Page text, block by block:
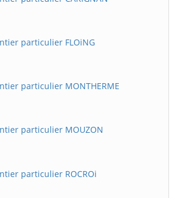
particulier FLOiNG
particulier MONTHERME
particulier MOUZON
particulier ROCROi